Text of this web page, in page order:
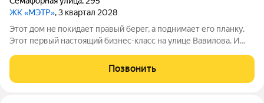
ЖК «МЭТР», 3 квартал 2028
Этот дом не покидает правый берег, а поднимает его планку.
Этот первый настоящий бизнес-класс на улице Вавилова. И
панорамных окон. Обязывает
Позвонить